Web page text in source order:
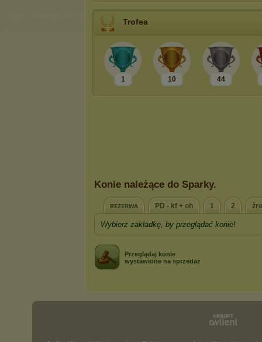
Trofea
1 10 44
Konie należące do Sparky.
ʀᴇᴢᴇʀᴡᴀ PD - kf + oh 1 2
Wybierz zakładkę, by przeglądać konie!
Przeglądaj konie
wystawione na sprzedaż